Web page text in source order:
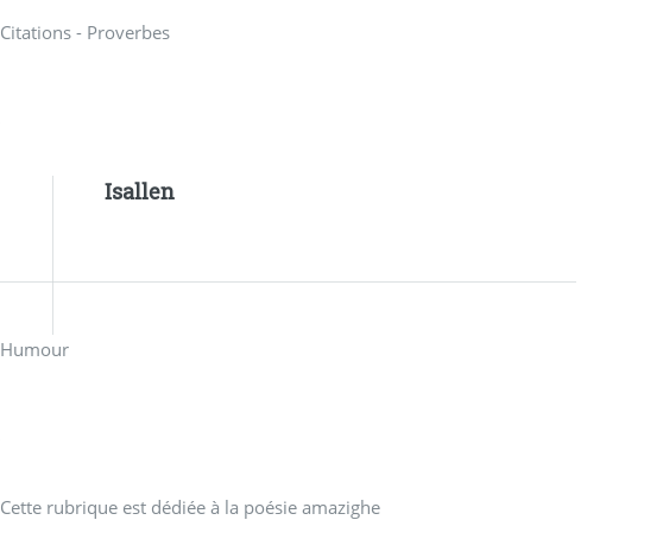
Citations - Proverbes
Isallen
Humour
Cette rubrique est dédiée à la poésie amazighe